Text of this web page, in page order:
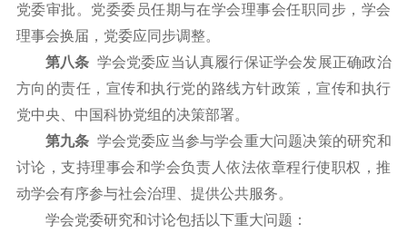
党委审批。党委委员任期与在学会理事会任职同步，学会
理事会换届，党委应同步调整。
第八条 学会党委应当认真履行保证学会发展正确政治
方向的责任，宣传和执行党的路线方针政策，宣传和执行
党中央、中国科协党组的决策部署。
第九条 学会党委应当参与学会重大问题决策的研究和
讨论，支持理事会和学会负责人依法依章程行使职权，推
动学会有序参与社会治理、提供公共服务。
学会党委研究和讨论包括以下重大问题：